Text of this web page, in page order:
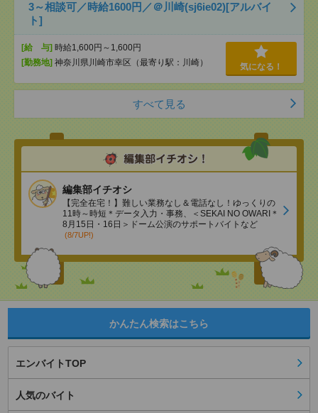
3～相談可／時給1600円／＠川崎(sj6ie02)[アルバイ
ト]
[給 与] 時給1,600円～1,600円
[勤務地] 神奈川県川崎市幸区（最寄り駅：川崎） 気になる！
すべて見る
編集部イチオシ
【完全在宅！】難しい業務なし＆電話なし！ゆっくりの
11時～時短＊データ入力・事務、＜SEKAI NO OWARI＊
8月15日・16日＞ドーム公演のサポートバイトなど
(8/7UP!)
かんたん検索はこちら
エンバイトTOP
人気のバイト